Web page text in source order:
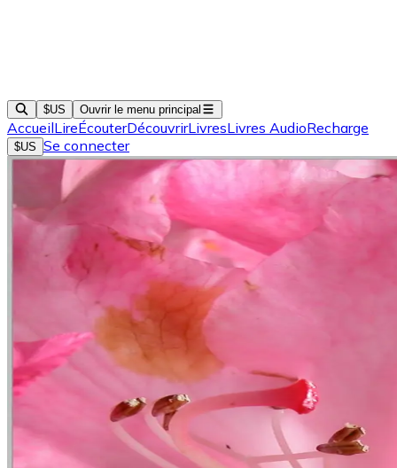
$US Ouvrir le menu principal
AccueilLireÉcouterDécouvrirLivresLivres AudioRecharge
$US Se connecter